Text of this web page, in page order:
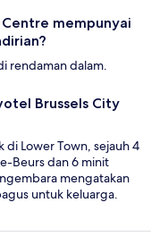
mempunyai
rendaman dalam.
Brussels City
di Lower Town, sejauh 4
Beurs dan 6 minit
mengatakan
untuk keluarga.